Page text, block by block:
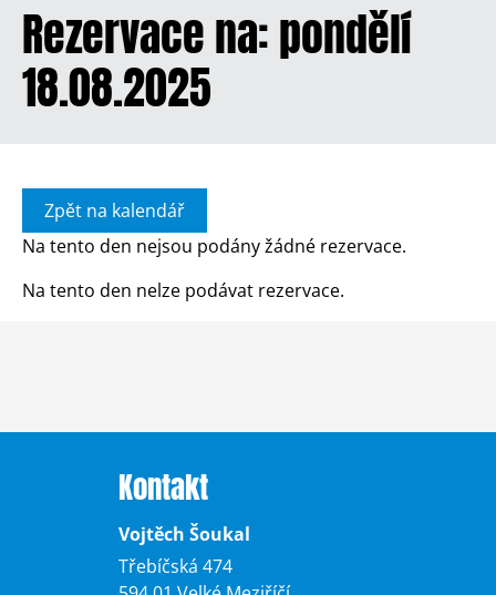
Rezervace na: pondělí
18.08.2025
Zpět na kalendář
Na tento den nejsou podány žádné rezervace.
Na tento den nelze podávat rezervace.
Kontakt
Vojtěch Šoukal
Třebíčská 474